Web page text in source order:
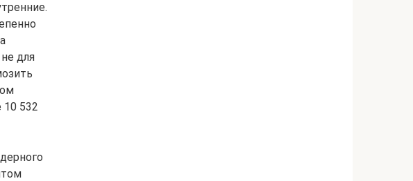
для
10 532